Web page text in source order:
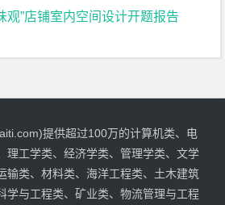
观”店铺室内空间设计开题报告
提供超过100万的计算机类、电
理工学类、经济学类、管理学类、文学
输类、材料类、海洋工程类、土木建筑
学与工程类、矿业类、物流管理与工程